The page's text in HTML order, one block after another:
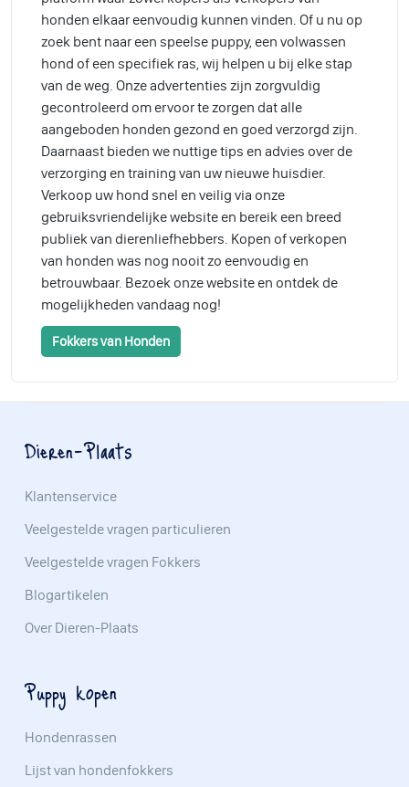
honden elkaar eenvoudig kunnen vinden. Of u nu op
zoek bent naar een speelse puppy, een volwassen
hond of een specifiek ras, wij helpen u bij elke stap
van de weg. Onze advertenties zijn zorgvuldig
gecontroleerd om ervoor te zorgen dat alle
aangeboden honden gezond en goed verzorgd zijn.
Daarnaast bieden we nuttige tips en advies over de
verzorging en training van uw nieuwe huisdier.
Verkoop uw hond snel en veilig via onze
gebruiksvriendelijke website en bereik een breed
publiek van dierenliefhebbers. Kopen of verkopen
van honden was nog nooit zo eenvoudig en
betrouwbaar. Bezoek onze website en ontdek de
mogelijkheden vandaag nog!
Fokkers van Honden
Dieren-Plaats
Klantenservice
Veelgestelde vragen particulieren
Veelgestelde vragen Fokkers
Blogartikelen
Over Dieren-Plaats
Puppy kopen
Hondenrassen
Lijst van hondenfokkers